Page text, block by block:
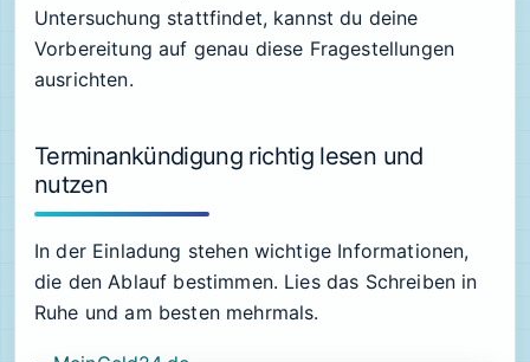
Untersuchung stattfindet, kannst du deine
Vorbereitung auf genau diese Fragestellungen
ausrichten.
Terminankündigung richtig lesen und
nutzen
In der Einladung stehen wichtige Informationen,
die den Ablauf bestimmen. Lies das Schreiben in
Ruhe und am besten mehrmals.